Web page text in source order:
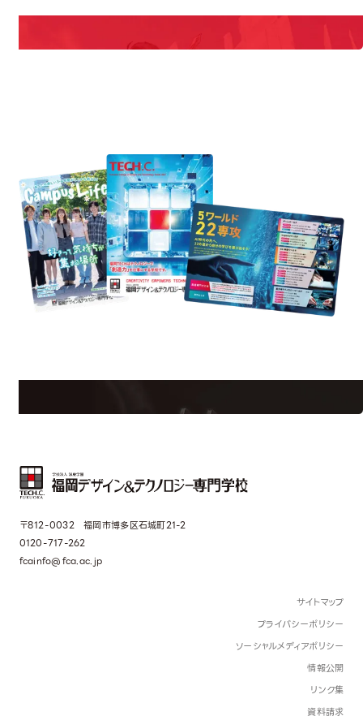
Information
〒812-0032 福岡市博多区石城町21-2
0120-717-262
fcainfo@fca.ac.jp
サイトマップ
プライバシーポリシー
ソーシャルメディアポリシー
情報公開
リンク集
資料請求